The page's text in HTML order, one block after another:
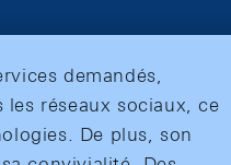
demandés,
réseaux sociaux, ce
De plus, son